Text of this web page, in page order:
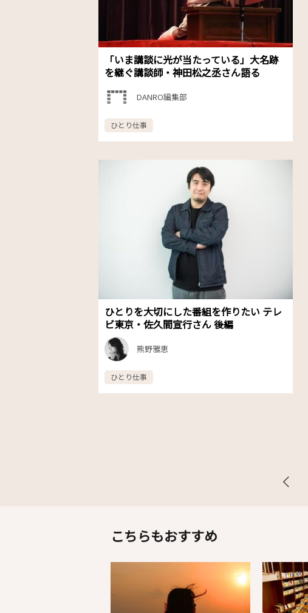
「いま講談に光が当たっている」大名跡
を継ぐ講談師・神田松之丞さん語る
DANRO編集部
ひとり仕事
ひとりを大切にした番組を作りたい テレ
ビ東京・佐久間宣行さん 後編
熊野雅恵
ひとり仕事
こちらもおすすめ